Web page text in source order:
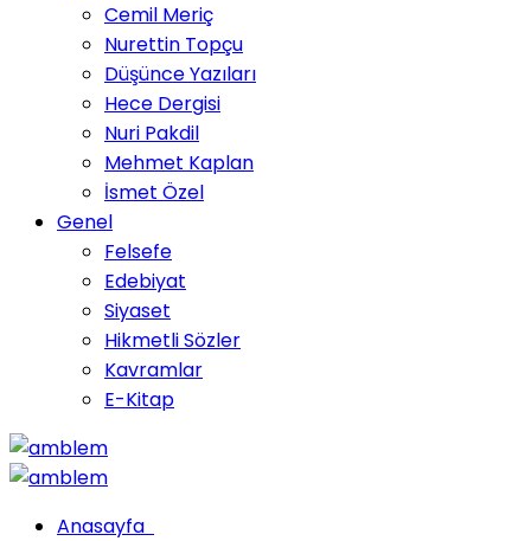
Cemil Meriç
Nurettin Topçu
Düşünce Yazıları
Hece Dergisi
Nuri Pakdil
Mehmet Kaplan
İsmet Özel
Genel
Felsefe
Edebiyat
Siyaset
Hikmetli Sözler
Kavramlar
E-Kitap
Anasayfa